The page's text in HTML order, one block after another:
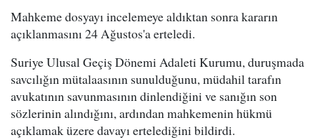
Mahkeme dosyayı incelemeye aldıktan sonra kararın
açıklanmasını 24 Ağustos'a erteledi.
Suriye Ulusal Geçiş Dönemi Adaleti Kurumu, duruşmada
savcılığın mütalaasının sunulduğunu, müdahil tarafın
avukatının savunmasının dinlendiğini ve sanığın son
sözlerinin alındığını, ardından mahkemenin hükmü
açıklamak üzere davayı ertelediğini bildirdi.